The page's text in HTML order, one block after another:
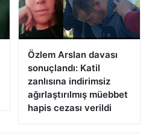
Özlem Arslan davası
sonuçlandı: Katil
zanlısına indirimsiz
ağırlaştırılmış müebbet
hapis cezası verildi